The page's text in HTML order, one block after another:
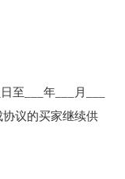
___年___月___
议的买家继续供